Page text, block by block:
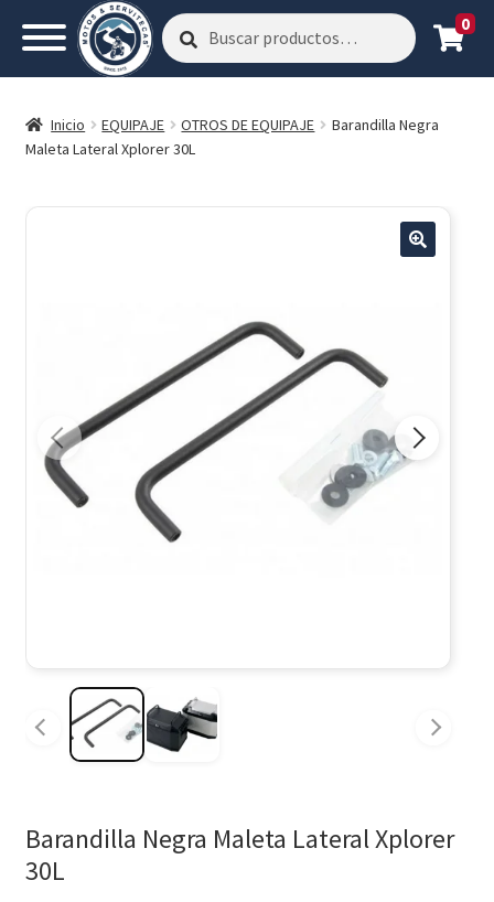
Buscar
por:
Buscar 0
Inicio EQUIPAJE OTROS DE EQUIPAJE
Barandilla Negra
Maleta Lateral Xplorer 30L
Barandilla Negra Maleta Lateral Xplorer
30L